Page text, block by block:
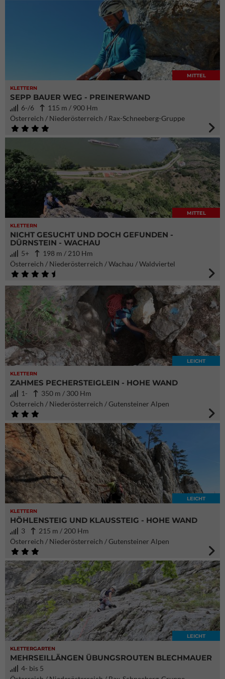
KLETTERN
MITTEL
SEPP BAUER WEG - PREINERWAND
6-/6
115 m / 900 Hm
Österreich / Niederösterreich / Rax-Schneeberg-Gruppe
KLETTERN
MITTEL
NICHT GESUCHT UND DOCH GEFUNDEN -
DÜRNSTEIN - WACHAU
5+
198 m / 210 Hm
Österreich / Niederösterreich / Wachau / Waldviertel
KLETTERN
LEICHT
ZAHMES PECHERSTEIGLEIN - HOHE WAND
1-
350 m / 300 Hm
Österreich / Niederösterreich / Gutensteiner Alpen
KLETTERN
LEICHT
HÖHLENSTEIG UND KLAUSSTEIG - HOHE WAND
3
215 m / 200 Hm
Österreich / Niederösterreich / Gutensteiner Alpen
KLETTERGARTEN
LEICHT
MEHRSEILLÄNGEN ÜBUNGSROUTEN BLECHMAUER
4- bis 5